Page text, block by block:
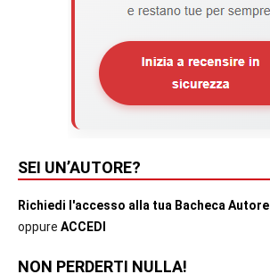
SEI UN’AUTORE?
Richiedi l'accesso alla tua Bacheca Autore
oppure ACCEDI
NON PERDERTI NULLA!